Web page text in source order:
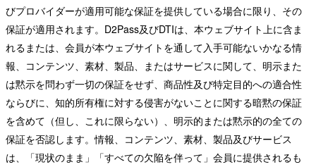
びプロバイダーが適用可能な保証を提供している場合に限り、その
保証が適用されます。D2Pass及びDTIは、本ウェブサイト上に含ま
れるまたは、会員が本ウェブサイトを通して入手可能ないかなる情
報、コンテンツ、素材、製品、またはサービスに関して、明示また
は黙示を問わず一切の保証をせず、商品性及び特定目的への適合性
ならびに、知的所有権に対する侵害がないことに関する暗黙の保証
を含めて（但し、これに限らない）、明示的または黙示的の全ての
保証を否認します。情報、コンテンツ、素材、製品及びサービス
は、「現状のまま」「すべての欠陥を伴って」会員に提供されるも